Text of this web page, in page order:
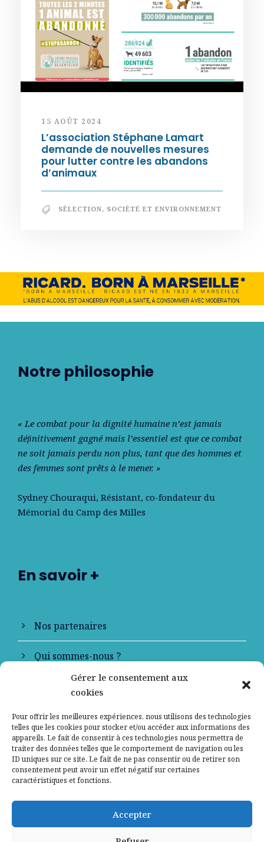
Gérer le consentement aux
cookies
Pour offrir les meilleures expériences, nous utilisons des technologies
telles que les cookies pour stocker et/ou accéder aux informations des
appareils. Le fait de consentir à ces technologies nous permettra de
traiter des données telles que le comportement de navigation ou les
ID uniques sur ce site. Le fait de ne pas consentir ou de retirer son
consentement peut avoir un effet négatif sur certaines
caractéristiques et fonctions.
Accepter
15 AOÛT 2024
L’association Stéphane Lamart
demande de nouvelles mesures
pour lutter contre les abandons
d’animaux
SÉLECTION, SOCIÉTÉ ET ENVIRONNEMENT
Notre philosophie
« Le combat pour la dignité humaine n’est jamais
déﬁnitivement gagné mais l’essentiel est que ce combat
ne soit jamais perdu non plus, tant que des hommes et
des femmes sont prêts à le mener. »
Sydney Chouraqui, Résistant, co-fondateur du
Mémorial du Camp des Milles
En savoir +
Nos partenaires
Qui sommes-nous ?
Contactez-nous
Mentions légales
Politique de confidentialité